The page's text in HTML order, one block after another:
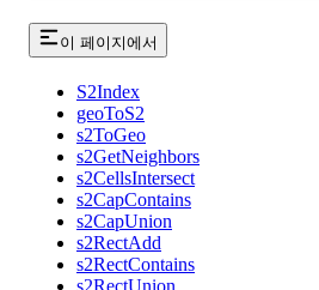
이 페이지에서
S2Index
geoToS2
s2ToGeo
s2GetNeighbors
s2CellsIntersect
s2CapContains
s2CapUnion
s2RectAdd
s2RectContains